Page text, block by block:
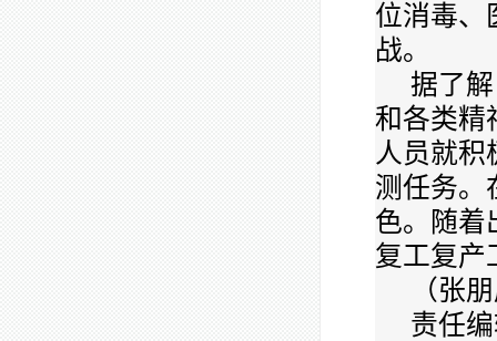
位消毒、
战。
据了
和各类精
人员就积
测任务。
色。随着
复工复产
（张
责任